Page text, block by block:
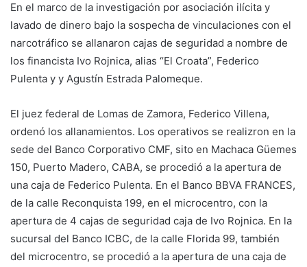
En el marco de la investigación por asociación ilícita y
lavado de dinero bajo la sospecha de vinculaciones con el
narcotráfico se allanaron cajas de seguridad a nombre de
los financista Ivo Rojnica, alias “El Croata”, Federico
Pulenta y y Agustín Estrada Palomeque.
El juez federal de Lomas de Zamora, Federico Villena,
ordenó los allanamientos. Los operativos se realizron en la
sede del Banco Corporativo CMF, sito en Machaca Güemes
150, Puerto Madero, CABA, se procedió a la apertura de
una caja de Federico Pulenta. En el Banco BBVA FRANCES,
de la calle Reconquista 199, en el microcentro, con la
apertura de 4 cajas de seguridad caja de Ivo Rojnica. En la
sucursal del Banco ICBC, de la calle Florida 99, también
del microcentro, se procedió a la apertura de una caja de